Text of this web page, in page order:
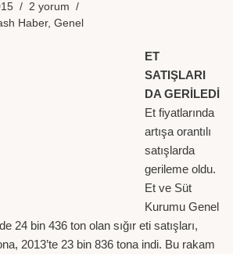
2 yorum
Haber, Genel
ET
SATIŞLARI
DA GERİLEDİ
Et fiyatlarında
artışa orantılı
satışlarda
gerileme oldu.
Et ve Süt
Kurumu Genel
24 bin 436 ton olan sığır eti satışları,
2013’te 23 bin 836 tona indi. Bu rakam